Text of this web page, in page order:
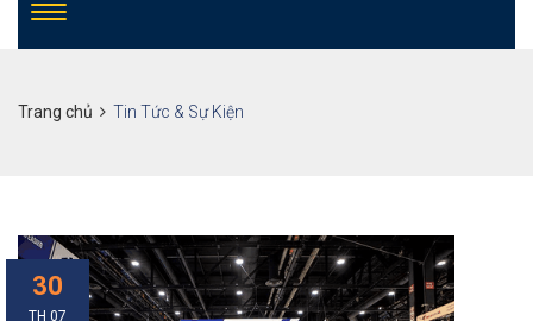
Trang chủ Tin Tức & Sự Kiện
30
TH 07